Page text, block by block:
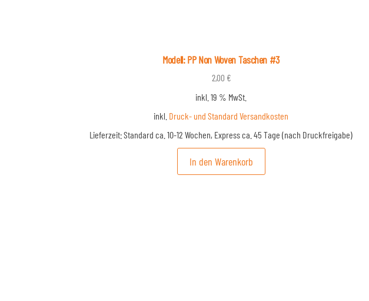
Modell: PP Non Woven Taschen #3
2,00 €
inkl. 19 % MwSt.
inkl. Druck- und Standard Versandkosten
Lieferzeit:Standard ca. 10-12 Wochen, Express ca. 45 Tage (nach Druckfreigabe)
In den Warenkorb